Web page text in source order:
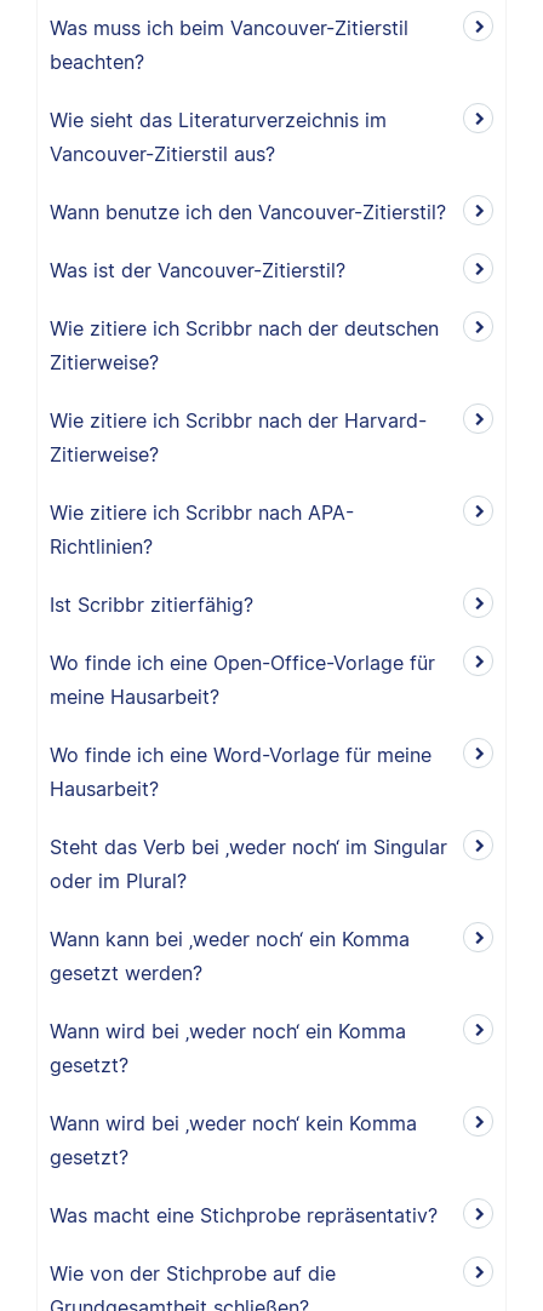
Was muss ich beim Vancouver-Zitierstil
beachten?
Wie sieht das Literaturverzeichnis im
Vancouver-Zitierstil aus?
Wann benutze ich den Vancouver-Zitierstil?
Was ist der Vancouver-Zitierstil?
Wie zitiere ich Scribbr nach der deutschen
Zitierweise?
Wie zitiere ich Scribbr nach der Harvard-
Zitierweise?
Wie zitiere ich Scribbr nach APA-
Richtlinien?
Ist Scribbr zitierfähig?
Wo finde ich eine Open-Office-Vorlage für
meine Hausarbeit?
Wo finde ich eine Word-Vorlage für meine
Hausarbeit?
Steht das Verb bei ‚weder noch‘ im Singular
oder im Plural?
Wann kann bei ‚weder noch‘ ein Komma
gesetzt werden?
Wann wird bei ‚weder noch‘ ein Komma
gesetzt?
Wann wird bei ‚weder noch‘ kein Komma
gesetzt?
Was macht eine Stichprobe repräsentativ?
Wie von der Stichprobe auf die